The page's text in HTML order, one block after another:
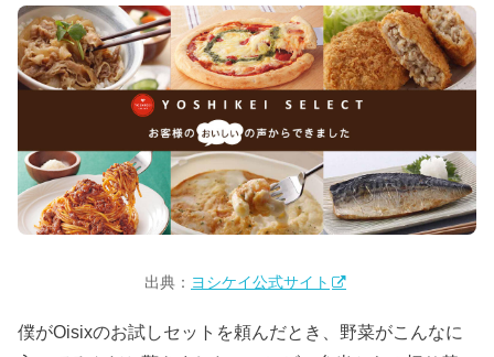
た」という声が多い。おすすめコースと成功のコツを整理し
た。出典：ヨシケイ公式サイトヨシケイがダイエットに向く
理由適量の食事が「自然に」続くヨシケイがダイエット向き
な理由は、適量でバランスの取れた食事を無理なく続けられ
る点にある。管理栄養士監修で栄養バランスが整っているカ
ロリーが計算済みで食事管理がしやすい1人前の量が適量
（食べすぎを防げ...
出典： ヨシケイ公式サイト
僕がOisixのお試しセットを頼んだとき、野菜がこんなに